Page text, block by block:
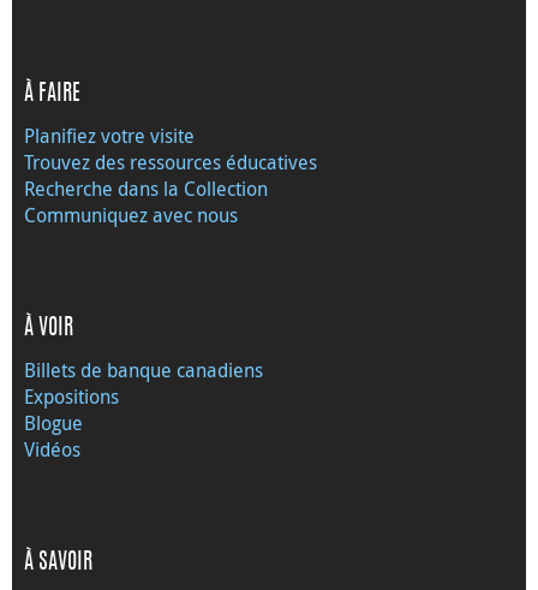
À FAIRE
Planifiez votre visite
Trouvez des ressources éducatives
Recherche dans la Collection
Communiquez avec nous
À VOIR
Billets de banque canadiens
Expositions
Blogue
Vidéos
À SAVOIR